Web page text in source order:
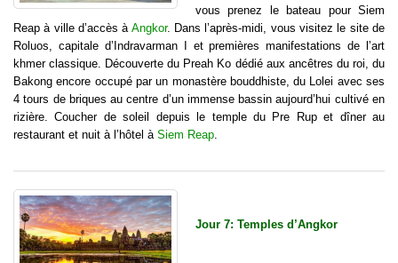
vous prenez le bateau pour Siem
Reap à ville d’accès à Angkor. Dans l’après-midi, vous visitez le site de
Roluos, capitale d’Indravarman I et premières manifestations de l’art
khmer classique. Découverte du Preah Ko dédié aux ancêtres du roi, du
Bakong encore occupé par un monastère bouddhiste, du Lolei avec ses
4 tours de briques au centre d’un immense bassin aujourd’hui cultivé en
rizière. Coucher de soleil depuis le temple du Pre Rup et dîner au
restaurant et nuit à l’hôtel à Siem Reap
Jour 7: Temples d’Angkor